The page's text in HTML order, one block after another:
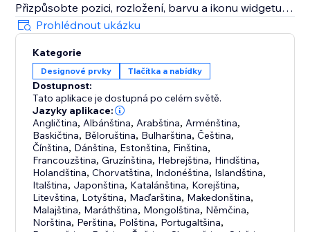
Přizpůsobte pozici, rozložení, barvu a ikonu widgetu
designu vašeho webu. Aplikace podporuje tooltipy
pro alt texty obrázků, pozastavení animací, podporu
RTL a více než 100 jazyků.
Používejte aplikaci pro podporu webové přístupnosti
a dodržování ADA , WCAG , EAA , AODA a BFSG.
Widget a skeny snižují bariéry, ale žádný widget sám o
sobě nemůže zaručit plnou právní shodu.
Prohlédnout ukázku
Kategorie
Designové prvky Tlačítka a nabídky
Dostupnost:
Tato aplikace je dostupná po celém světě.
Jazyky aplikace:
Angličtina, Albánština, Arabština, Arménština,
Baskičtina, Běloruština, Bulharština,Čeština,
Čínština, Dánština, Estonština, Finština,
Francouzština,Gruzínština, Hebrejština, Hindština,
Holandština,Chorvatština, Indonéština, Islandština,
Italština, Japonština, Katalánština, Korejština,
Litevština, Lotyština, Maďarština, Makedonština,
Malajština, Maráthština, Mongolština, Němčina,
Norština, Perština, Polština, Portugaltšina,